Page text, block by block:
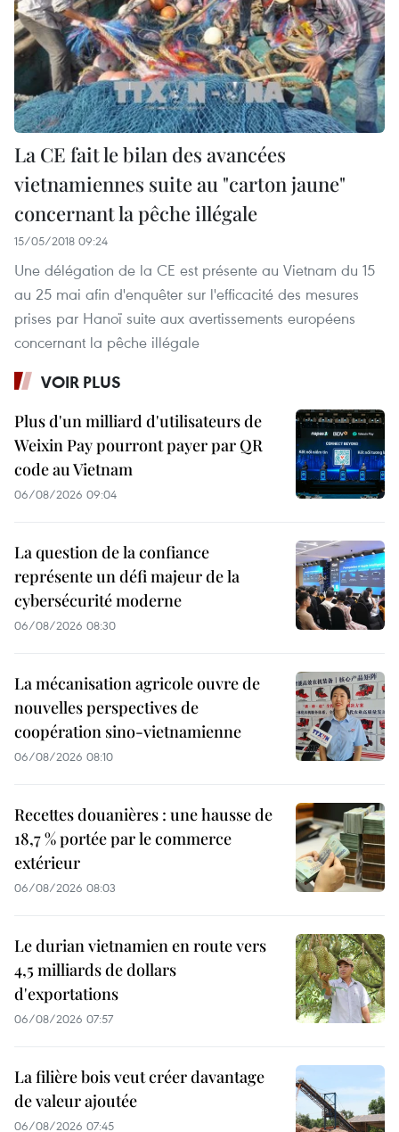
La CE fait le bilan des avancées
vietnamiennes suite au "carton jaune"
concernant la pêche illégale
15/05/2018 09:24
Une délégation de la CE est présente au Vietnam du 15
au 25 mai afin d'enquêter sur l'efficacité des mesures
prises par Hanoï suite aux avertissements européens
concernant la pêche illégale
VOIR PLUS
Plus d'un milliard d'utilisateurs de
Weixin Pay pourront payer par QR
code au Vietnam
06/08/2026 09:04
La question de la confiance
représente un défi majeur de la
cybersécurité moderne
06/08/2026 08:30
La mécanisation agricole ouvre de
nouvelles perspectives de
coopération sino-vietnamienne
06/08/2026 08:10
Recettes douanières : une hausse de
18,7 % portée par le commerce
extérieur
06/08/2026 08:03
Le durian vietnamien en route vers
4,5 milliards de dollars
d'exportations
06/08/2026 07:57
La filière bois veut créer davantage
de valeur ajoutée
06/08/2026 07:45